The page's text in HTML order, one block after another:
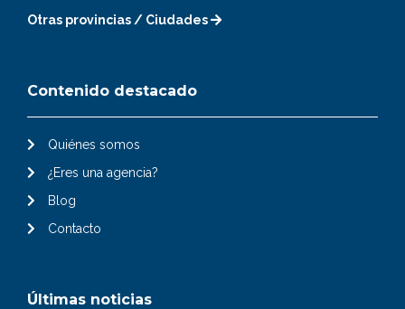
Otras provincias / Ciudades
Contenido destacado
Quiénes somos
¿Eres una agencia?
Blog
Contacto
Últimas noticias